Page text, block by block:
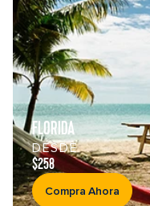
FLORIDA
DESDE
$258
Compra Ahora